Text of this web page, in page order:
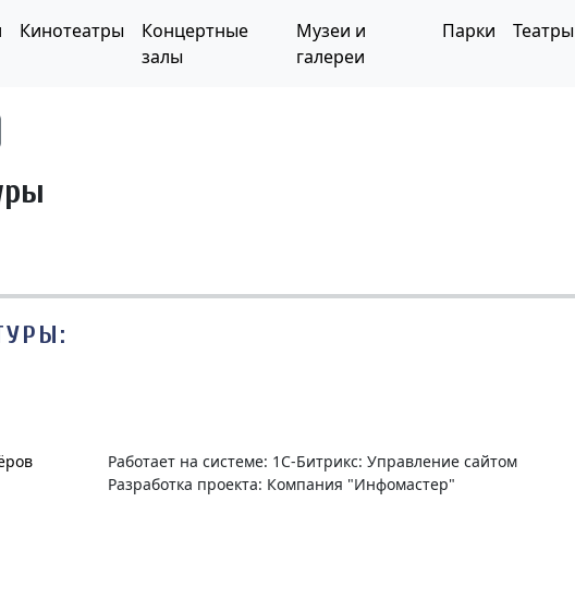
Кинотеатры
Концертные
залы
Музеи и
галереи
Парки Театры
Работает на системе: 1С-Битрикс: Управление сайтом
Разработка проекта: Компания "Инфомастер"